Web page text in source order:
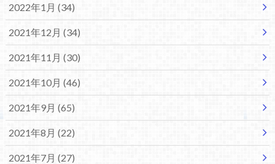
2022年1月 (34)
2021年12月 (34)
2021年11月 (30)
2021年10月 (46)
2021年9月 (65)
2021年8月 (22)
2021年7月 (27)